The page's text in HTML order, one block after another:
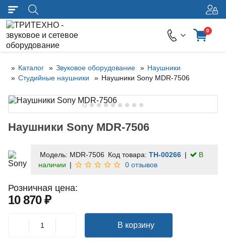
0
Каталог Звуковое оборудование
Наушники
Студийные наушники
Наушники Sony MDR-7506
Наушники Sony MDR-7506
Модель: MDR-7506 Код товара: TH-00266
В
наличии
0 отзывов
Розничная цена:
10 870 ₽
В корзину